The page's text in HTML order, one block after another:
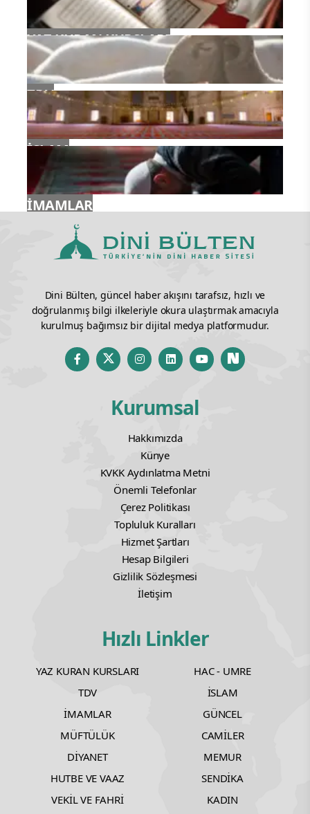
YAZ KURAN KURSLARI
TDV
İSLAM
İMAMLAR
Dini Bülten, güncel haber akışını tarafsız, hızlı ve
doğrulanmış bilgi ilkeleriyle okura ulaştırmak amacıyla
kurulmuş bağımsız bir dijital medya platformudur.
Kurumsal
Hakkımızda
Künye
KVKK Aydınlatma Metni
Önemli Telefonlar
Çerez Politikası
Topluluk Kuralları
Hizmet Şartları
Hesap Bilgileri
Gizlilik Sözleşmesi
İletişim
Hızlı Linkler
YAZ KURAN KURSLARI
HAC - UMRE
TDV
İSLAM
İMAMLAR
GÜNCEL
MÜFTÜLÜK
CAMİLER
DİYANET
MEMUR
HUTBE VE VAAZ
SENDİKA
VEKİL VE FAHRİ
KADIN